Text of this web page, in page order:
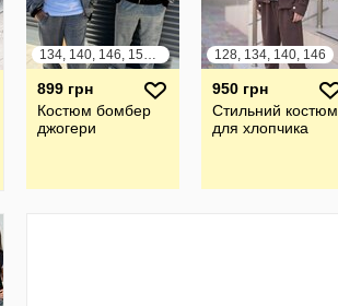
134, 140, 146, 152, 158, 164
899 грн
Костюм бомбер
джогери
128, 134, 140, 146
950 грн
Стильний костюм
для хлопчика